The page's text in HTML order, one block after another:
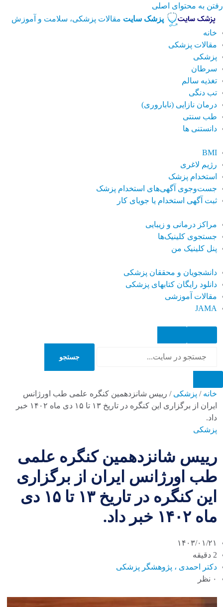
رفتن به محتوای اصلی
پزشک سایت مقالات پزشکی، سلامت و آموزش
خانه
مقالات پزشکی
پزشکی
سرطان
تغذیه سالم
تب دنگی
درمان نازایی (ناباروری)
طب سنتی
دانستنی ها
BMI
رژیم لاغری
استخدام پزشک
جست‌وجوی آگهی‌های استخدام پزشک
ثبت آگهی استخدام یا جویای کار
مراکز درمانی و زیبایی
جستجوی کلینیک‌ها
پنل کلینیک من
دانشجویان و محققان پزشکی
دانلود رایگان کتابهای پزشکی
مقالات آموزشی
JAMA
جستجو
خانه / پزشکی / رییس شانزدهمین کنگره علمی طب اورژانس
ایران از برگزاری این کنگره در تاریخ ۱۳ تا ۱۵ دی ماه ۱۴۰۲ خبر
داد.
پزشکی
رییس شانزدهمین کنگره علمی
طب اورژانس ایران از برگزاری
این کنگره در تاریخ ۱۳ تا ۱۵ دی
ماه ۱۴۰۲ خبر داد.
۱۴۰۳/۰۱/۲۱
2 دقیقه
دکتر احمدی ، پژوهشگر پزشکی
۰ نظر